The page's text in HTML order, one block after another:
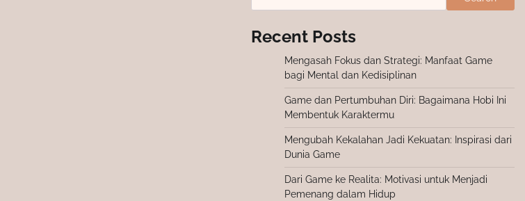
Recent Posts
Mengasah Fokus dan Strategi: Manfaat Game
bagi Mental dan Kedisiplinan
Game dan Pertumbuhan Diri: Bagaimana Hobi Ini
Membentuk Karaktermu
Mengubah Kekalahan Jadi Kekuatan: Inspirasi dari
Dunia Game
Dari Game ke Realita: Motivasi untuk Menjadi
Pemenang dalam Hidup